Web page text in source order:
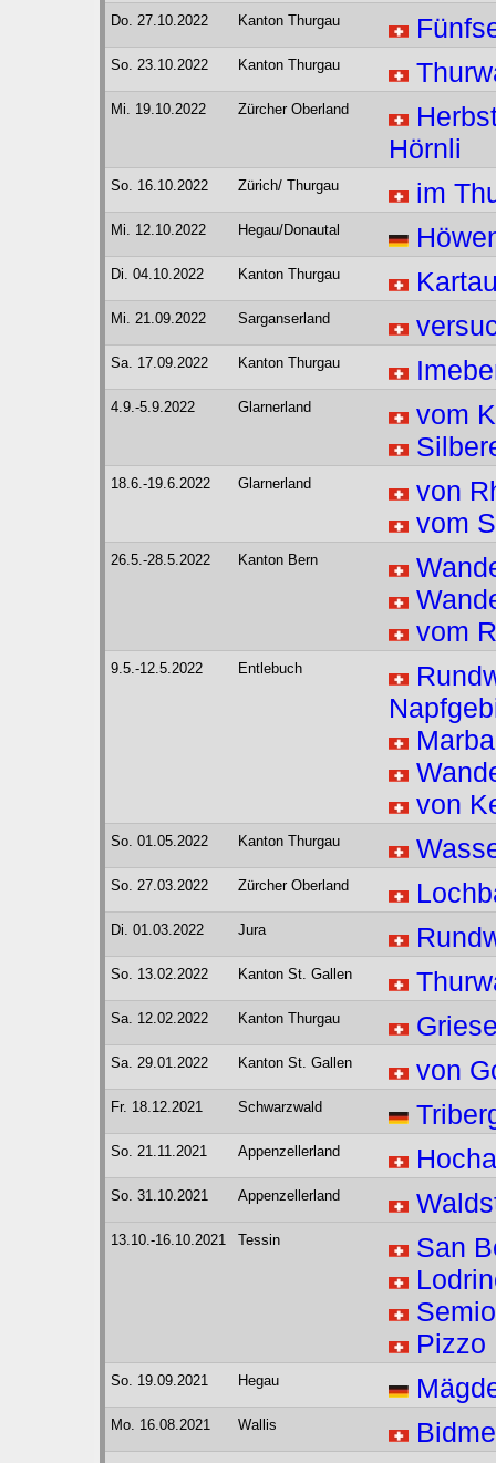
Do. 27.10.2022 Kanton Thurgau
So. 23.10.2022 Kanton Thurgau
Mi. 19.10.2022 Zürcher Oberland
Hörnli
So. 16.10.2022 Zürich/ Thurgau im
Mi. 12.10.2022 Hegau/Donautal
Di. 04.10.2022 Kanton Thurgau
Mi. 21.09.2022 Sarganserland
Sa. 17.09.2022 Kanton Thurgau
4.9.-5.9.2022 Glarnerland
vom
18.6.-19.6.2022 Glarnerland
von
vom
26.5.-28.5.2022 Kanton Bern
vom
9.5.-12.5.2022 Entlebuch
von
So. 01.05.2022 Kanton Thurgau
So. 27.03.2022 Zürcher Oberland
Di. 01.03.2022 Jura
So. 13.02.2022 Kanton St. Gallen
Sa. 12.02.2022 Kanton Thurgau
Sa. 29.01.2022 Kanton St. Gallen von
Fr. 18.12.2021 Schwarzwald
So. 21.11.2021 Appenzellerland
So. 31.10.2021 Appenzellerland
13.10.-16.10.2021 Tessin
San
Pizzo
So. 19.09.2021 Hegau
Mo. 16.08.2021 Wallis